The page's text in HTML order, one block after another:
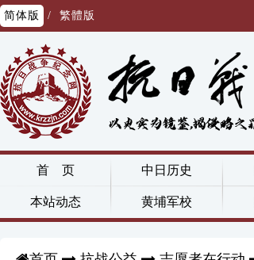
简体版 / 繁體版
首 页 中日历史
本站动态 黄埔军校